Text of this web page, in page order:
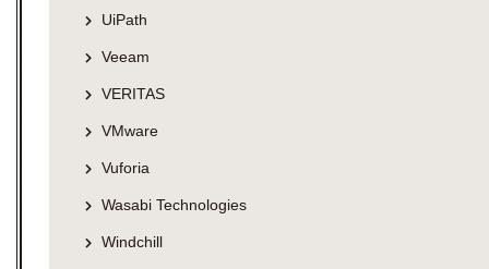
UiPath
Veeam
VERITAS
VMware
Vuforia
Wasabi Technologies
Windchill